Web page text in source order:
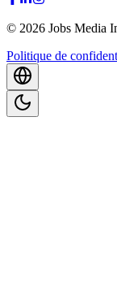
© 2026 Jobs Media
Politique de